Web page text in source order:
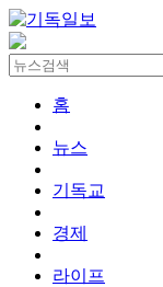
홈
뉴스
기독교
경제
라이프